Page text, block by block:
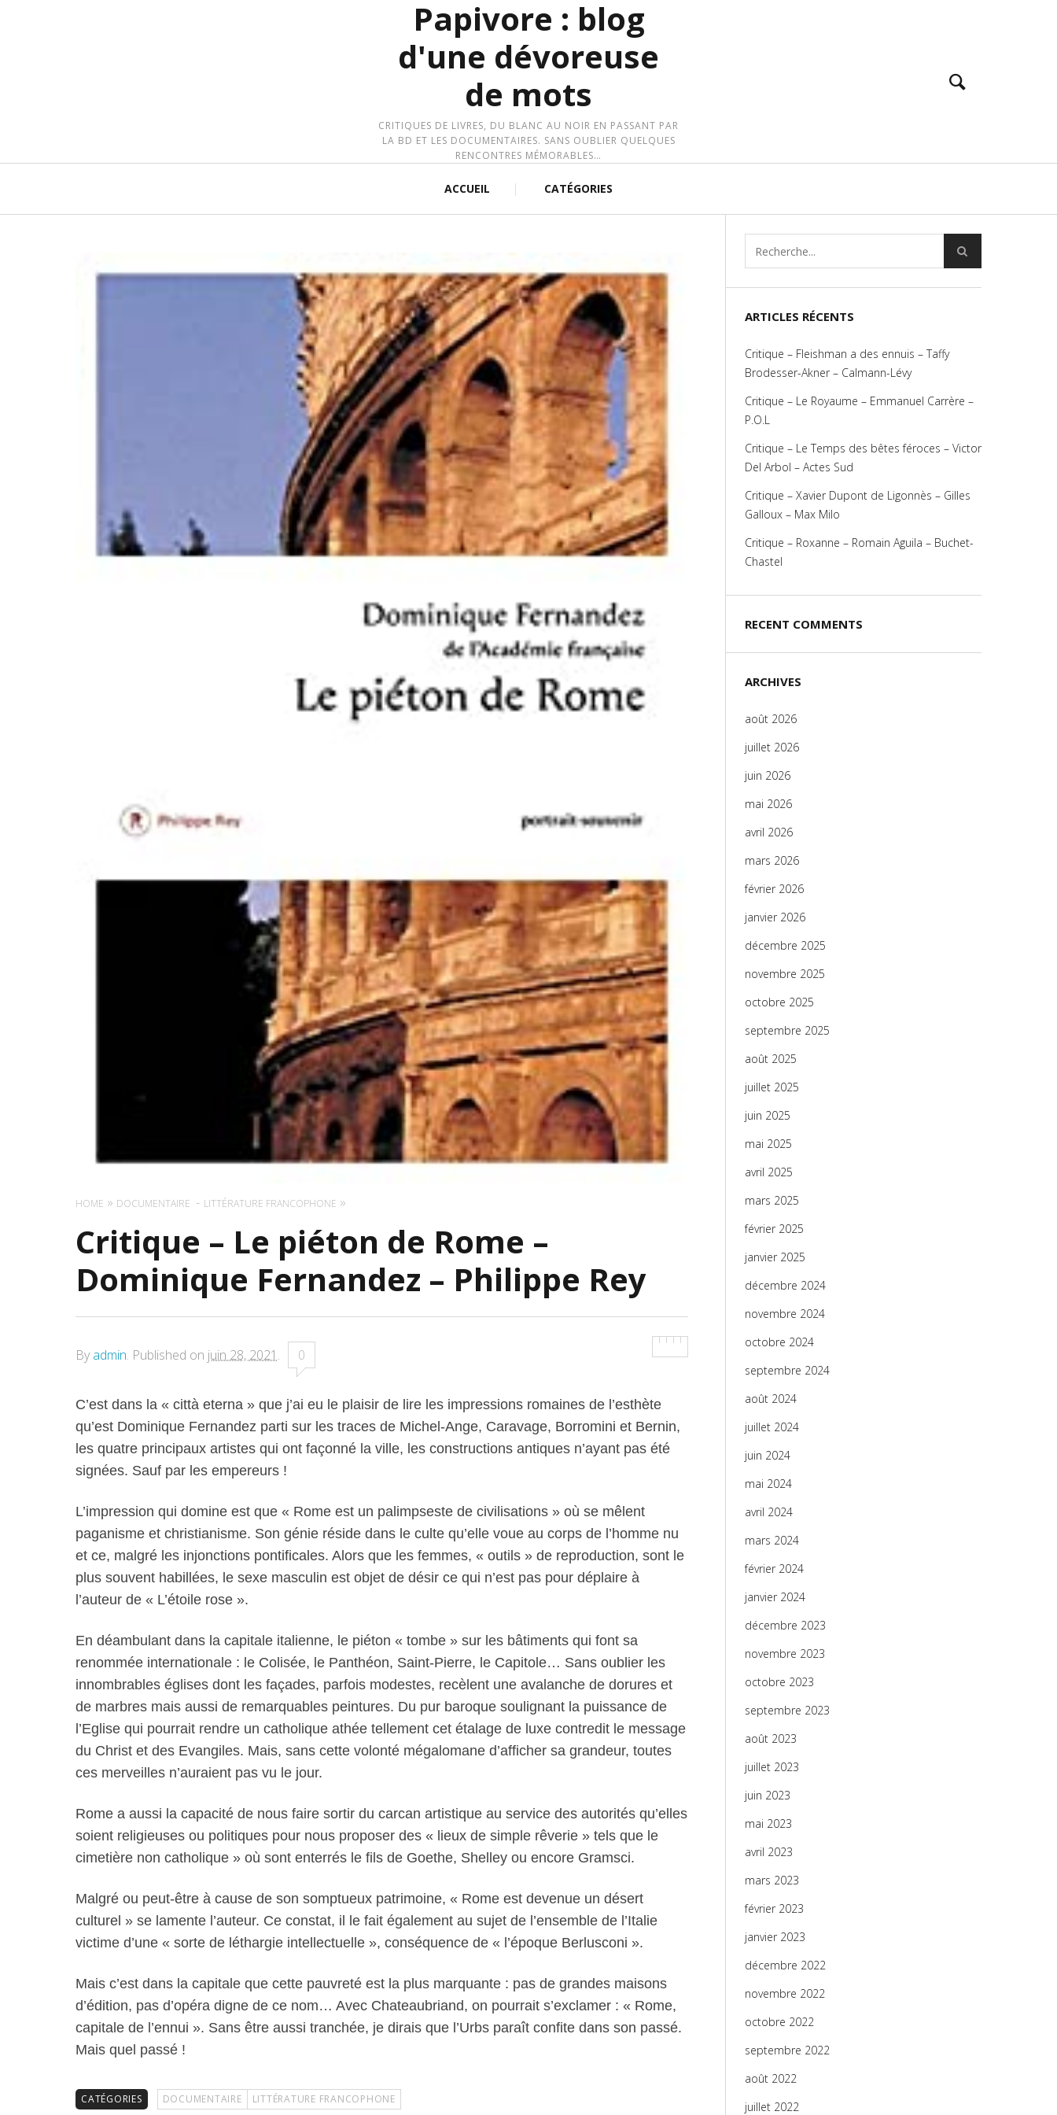
Papivore : blog
d'une dévoreuse
de mots
CRITIQUES DE LIVRES, DU BLANC AU NOIR EN PASSANT PAR
LA BD ET LES DOCUMENTAIRES. SANS OUBLIER QUELQUES
RENCONTRES MÉMORABLES…
ACCUEIL CATÉGORIES
HOME DOCUMENTAIRE LITTÉRATURE FRANCOPHONE
Critique – Le piéton de Rome –
Dominique Fernandez – Philippe Rey
By admin. Published on juin 28, 2021 . 0
C’est dans la « città eterna » que j’ai eu le plaisir de lire les impressions romaines de l’esthète
qu’est Dominique Fernandez parti sur les traces de Michel-Ange, Caravage, Borromini et Bernin,
les quatre principaux artistes qui ont façonné la ville, les constructions antiques n’ayant pas été
signées. Sauf par les empereurs !
L’impression qui domine est que « Rome est un palimpseste de civilisations » où se mêlent
paganisme et christianisme. Son génie réside dans le culte qu’elle voue au corps de l’homme nu
et ce, malgré les injonctions pontificales. Alors que les femmes, « outils » de reproduction, sont le
plus souvent habillées, le sexe masculin est objet de désir ce qui n’est pas pour déplaire à
l’auteur de « L’étoile rose ».
En déambulant dans la capitale italienne, le piéton « tombe » sur les bâtiments qui font sa
renommée internationale : le Colisée, le Panthéon, Saint-Pierre, le Capitole… Sans oublier les
innombrables églises dont les façades, parfois modestes, recèlent une avalanche de dorures et
de marbres mais aussi de remarquables peintures. Du pur baroque soulignant la puissance de
l’Eglise qui pourrait rendre un catholique athée tellement cet étalage de luxe contredit le message
du Christ et des Evangiles. Mais, sans cette volonté mégalomane d’afficher sa grandeur, toutes
ces merveilles n’auraient pas vu le jour.
Rome a aussi la capacité de nous faire sortir du carcan artistique au service des autorités qu’elles
soient religieuses ou politiques pour nous proposer des « lieux de simple rêverie » tels que le
cimetière non catholique » où sont enterrés le fils de Goethe, Shelley ou encore Gramsci.
Malgré ou peut-être à cause de son somptueux patrimoine, « Rome est devenue un désert
culturel » se lamente l’auteur. Ce constat, il le fait également au sujet de l’ensemble de l’Italie
victime d’une « sorte de léthargie intellectuelle », conséquence de « l’époque Berlusconi ».
Mais c’est dans la capitale que cette pauvreté est la plus marquante : pas de grandes maisons
d’édition, pas d’opéra digne de ce nom… Avec Chateaubriand, on pourrait s’exclamer : « Rome,
capitale de l’ennui ». Sans être aussi tranchée, je dirais que l’Urbs paraît confite dans son passé.
Mais quel passé !
CATÉGORIES DOCUMENTAIRE LITTÉRATURE FRANCOPHONE
ARTICLES RÉCENTS
Critique – Fleishman a des ennuis – Taffy
Brodesser-Akner – Calmann-Lévy
Critique – Le Royaume – Emmanuel Carrère –
P.O.L
Critique – Le Temps des bêtes féroces – Victor
Del Arbol – Actes Sud
Critique – Xavier Dupont de Ligonnès – Gilles
Galloux – Max Milo
Critique – Roxanne – Romain Aguila – Buchet-
Chastel
RECENT COMMENTS
ARCHIVES
août 2026
juillet 2026
juin 2026
mai 2026
avril 2026
mars 2026
février 2026
janvier 2026
décembre 2025
novembre 2025
octobre 2025
septembre 2025
août 2025
juillet 2025
juin 2025
mai 2025
avril 2025
mars 2025
février 2025
janvier 2025
décembre 2024
novembre 2024
octobre 2024
septembre 2024
août 2024
juillet 2024
juin 2024
mai 2024
avril 2024
mars 2024
février 2024
janvier 2024
décembre 2023
novembre 2023
octobre 2023
septembre 2023
août 2023
juillet 2023
juin 2023
mai 2023
avril 2023
mars 2023
février 2023
janvier 2023
décembre 2022
novembre 2022
octobre 2022
septembre 2022
août 2022
juillet 2022